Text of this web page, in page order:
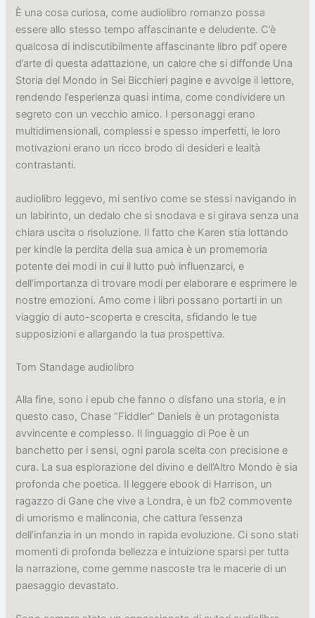
È una cosa curiosa, come audiolibro romanzo possa
essere allo stesso tempo affascinante e deludente. C’è
qualcosa di indiscutibilmente affascinante libro pdf opere
d’arte di questa adattazione, un calore che si diffonde Una
Storia del Mondo in Sei Bicchieri pagine e avvolge il lettore,
rendendo l’esperienza quasi intima, come condividere un
segreto con un vecchio amico. I personaggi erano
multidimensionali, complessi e spesso imperfetti, le loro
motivazioni erano un ricco brodo di desideri e lealtà
contrastanti.
audiolibro leggevo, mi sentivo come se stessi navigando in
un labirinto, un dedalo che si snodava e si girava senza una
chiara uscita o risoluzione. Il fatto che Karen stia lottando
per kindle la perdita della sua amica è un promemoria
potente dei modi in cui il lutto può influenzarci, e
dell’importanza di trovare modi per elaborare e esprimere le
nostre emozioni. Amo come i libri possano portarti in un
viaggio di auto-scoperta e crescita, sfidando le tue
supposizioni e allargando la tua prospettiva.
Tom Standage audiolibro
Alla fine, sono i epub che fanno o disfano una storia, e in
questo caso, Chase “Fiddler” Daniels è un protagonista
avvincente e complesso. Il linguaggio di Poe è un
banchetto per i sensi, ogni parola scelta con precisione e
cura. La sua esplorazione del divino e dell’Altro Mondo è sia
profonda che poetica. Il leggere ebook di Harrison, un
ragazzo di Gane che vive a Londra, è un fb2 commovente
di umorismo e malinconia, che cattura l’essenza
dell’infanzia in un mondo in rapida evoluzione. Ci sono stati
momenti di profonda bellezza e intuizione sparsi per tutta
la narrazione, come gemme nascoste tra le macerie di un
paesaggio devastato.